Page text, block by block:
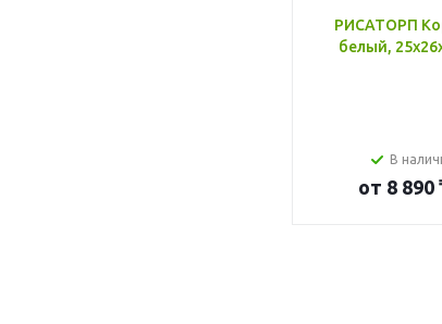
РИСАТОРП
белый,
В
от 8 890